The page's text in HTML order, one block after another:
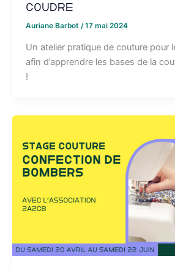
coudre
Auriane Barbot /17 mai 2024
Un atelier pratique de couture pour
afin d’apprendre les bases de la
!